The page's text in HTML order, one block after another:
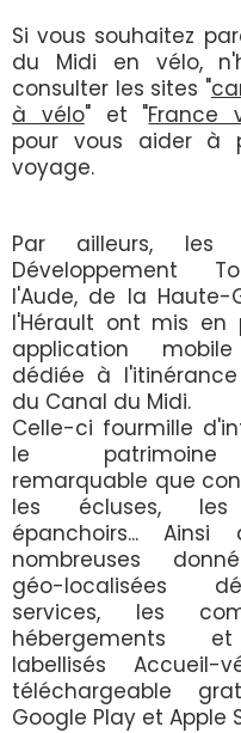
Si vous souhaitez
du Midi en vélo,
consulter les sites "
à vélo" et "France
pour vous aider à
voyage.
Par ailleurs, les
Développement
l'Aude, de la Haute-
l'Hérault ont mis en
application
dédiée à
du Canal du Midi.
Celle-ci fourmille
le patrimoine
remarquable que
les écluses,
épanchoirs...
nombreuses
géo-localisées
services, les
hébergements
labellisés Accueil-
téléchargeable
Google Play et Apple